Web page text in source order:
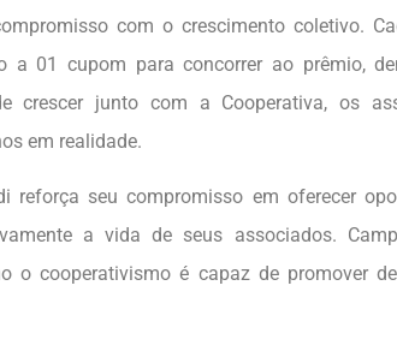
com o crescimento coletivo.
a 01 cupom para concorrer ao prêmio,
crescer junto com a Cooperativa, os
em realidade.
reforça seu compromisso em oferecer
a vida de seus associados.
o cooperativismo é capaz de promover